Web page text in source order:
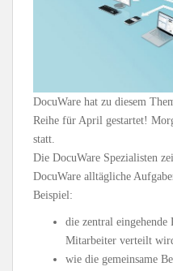
DocuWare hat zu diesem
Reihe für April gestartet!
statt.
Die DocuWare Spezialisten
DocuWare alltägliche
Beispiel:
die zentral
Mitarbeiter verteilt
wie die gemeinsame